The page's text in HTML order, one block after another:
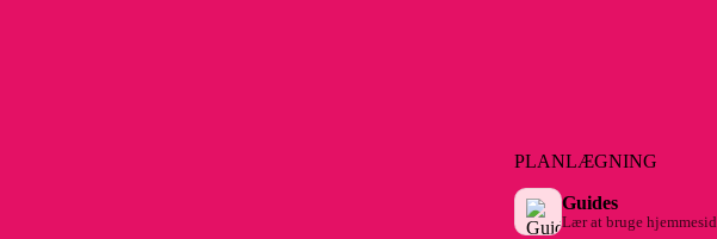
PLANLÆGNING
Guides
Lær at bruge